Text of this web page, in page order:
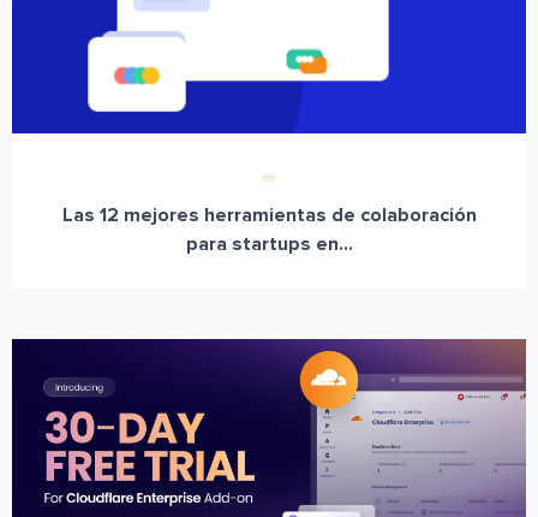
Las 12 mejores herramientas de colaboración
para startups en...